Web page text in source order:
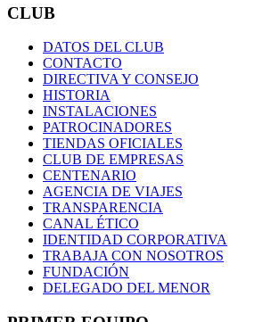
CLUB
DATOS DEL CLUB
CONTACTO
DIRECTIVA Y CONSEJO
HISTORIA
INSTALACIONES
PATROCINADORES
TIENDAS OFICIALES
CLUB DE EMPRESAS
CENTENARIO
AGENCIA DE VIAJES
TRANSPARENCIA
CANAL ÉTICO
IDENTIDAD CORPORATIVA
TRABAJA CON NOSOTROS
FUNDACIÓN
DELEGADO DEL MENOR